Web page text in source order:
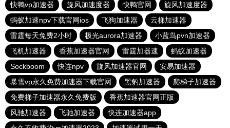
快鸭vp加速器
旋风加速度器 快鸭官网
旋风加速度器
蚂蚁加速npv下载官网ios
飞狗加速器
云梯加速器
雷霆每天免费2小时
极光aurora加速器
小蓝鸟pvn加速器
飞机加速器
香蕉加速器官网 雷霆加器速
蚂蚁加速器
Sockboom
快连npv 旋风加速器官网
安易加速器
暴雪vp永久免费加速器下载官网
黑豹加速器
爬梯子加速器
免费梯子加速器永久免费版
香蕉加速器官网正版
风驰加速器
飞驰加速器
快连加速器app